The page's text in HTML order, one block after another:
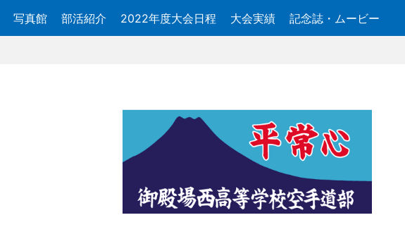
写真館 部活紹介 2022年度大会日程 大会実績 記念誌・ムービー